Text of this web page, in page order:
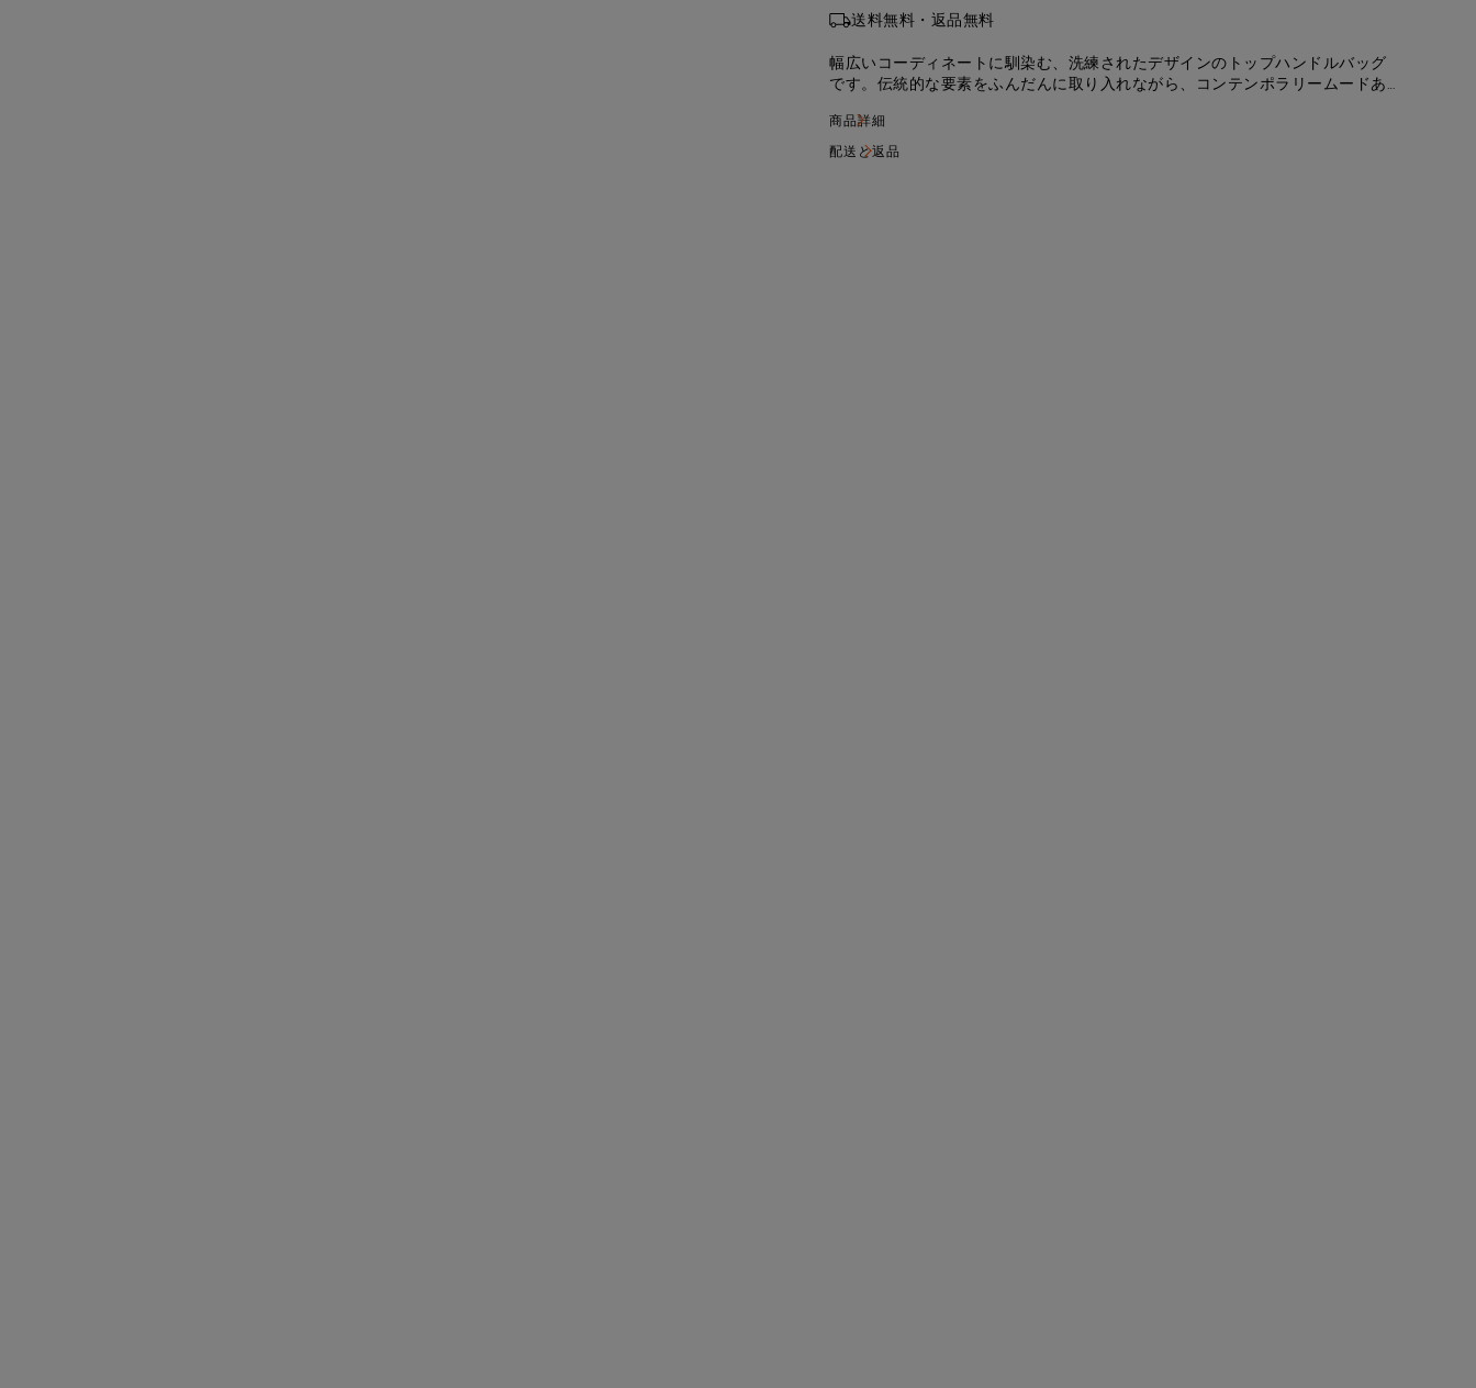
送料無料・返品無料
幅広いコーディネートに馴染む、洗練されたデザインのトップハンドルバッグ
です。伝統的な要素をふんだんに取り入れながら、コンテンポラリームードあ
グネチャーであるダブルバックルをモチーフにした装飾がポイントです。パッ
ド入りのレザーハンドルと内側のポケットが、快適な使い心地を叶えるデザイ
商品詳細
配送と返品